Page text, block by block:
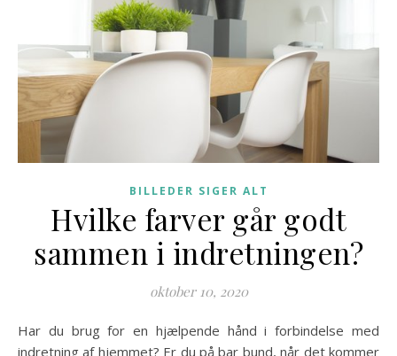
BILLEDER SIGER ALT
Hvilke farver går godt
sammen i indretningen?
oktober 10, 2020
Har du brug for en hjælpende hånd i forbindelse med
indretning af hjemmet? Er du på bar bund, når det kommer